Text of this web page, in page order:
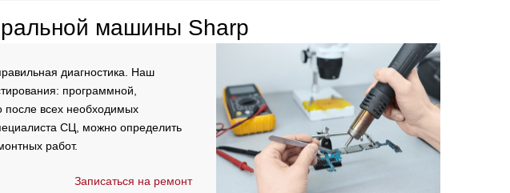
машины Sharp
диагностика. Наш
программной,
после всех необходимых
СЦ, можно определить
работ.
Записаться на ремонт